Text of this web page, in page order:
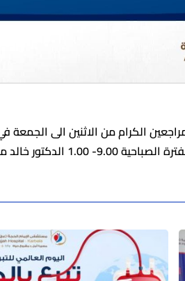
خالد محسن خشان.